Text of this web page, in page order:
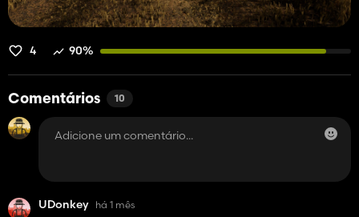
4 90%
Comentários 10
UDonkey há 1 mês